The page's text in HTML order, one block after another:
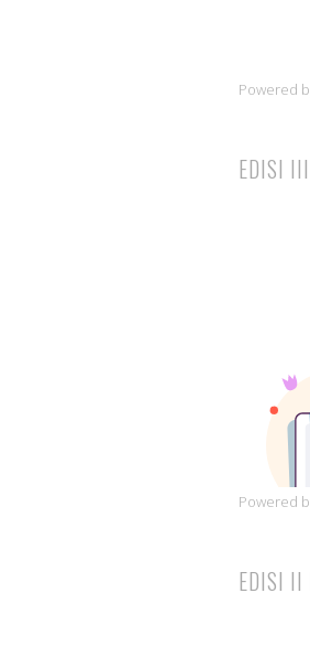
Powered
EDISI
Powered
EDISI II